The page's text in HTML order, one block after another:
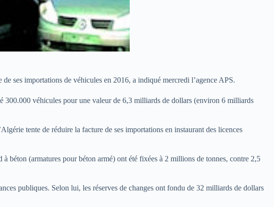
ses importations de véhicules en 2016, a indiqué mercredi l’agence APS.
300.000 véhicules pour une valeur de 6,3 milliards de dollars (environ 6 milliards
tente de réduire la facture de ses importations en instaurant des licences
béton (armatures pour béton armé) ont été fixées à 2 millions de tonnes, contre 2,5
publiques. Selon lui, les réserves de changes ont fondu de 32 milliards de dollars